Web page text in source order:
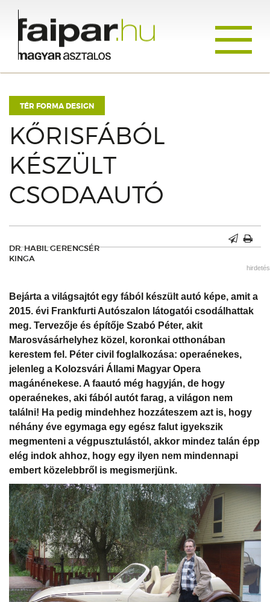
TÉR FORMA DESIGN
KŐRISFÁBÓL
KÉSZÜLT
CSODAAUTÓ
DR. HABIL GERENCSÉR
KINGA
hirdetés
Bejárta a világsajtót egy fából készült autó képe, amit a
2015. évi Frankfurti Autószalon látogatói csodálhattak
meg. Tervezője és építője Szabó Péter, akit
Marosvásárhelyhez közel, koronkai otthonában
kerestem fel. Péter civil foglalkozása: operaénekes,
jelenleg a Kolozsvári Állami Magyar Opera
magánénekese. A faautó még hagyján, de hogy
operaénekes, aki fából autót farag, a világon nem
találni! Ha pedig mindehhez hozzáteszem azt is, hogy
néhány éve egymaga egy egész falut igyekszik
megmenteni a végpusztulástól, akkor mindez talán épp
elég indok ahhoz, hogy egy ilyen nem mindennapi
embert közelebbről is megismerjünk.